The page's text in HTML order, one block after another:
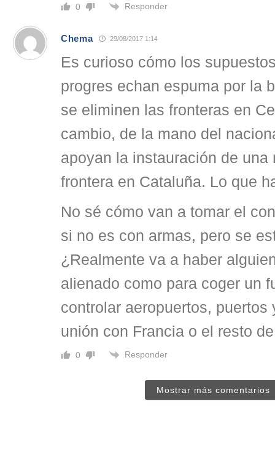
0 Responder
Chema 29/08/2017 1:14
Es curioso cómo los
progres echan espuma por la
se eliminen las fronteras en
cambio, de la mano del
apoyan la instauración de una
frontera en Cataluña. Lo que
No sé cómo van a tomar el
si no es con armas, pero se
¿Realmente va a haber
alienado como para coger un
controlar aeropuertos, puertos
unión con Francia o el resto
0 Responder
Mostrar más comentarios